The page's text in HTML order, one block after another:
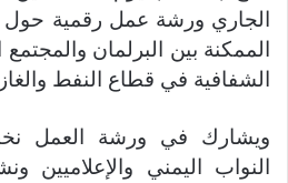
الجاري ورشة عمل رقمية حول
الممكنة بين البرلمان
الشفافية في قطاع النفط
ويشارك في ورشة العمل
النواب اليمني والإعلاميين